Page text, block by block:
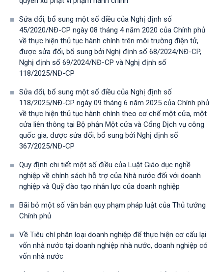
Sửa đổi, bổ sung một số điều của Nghị định số
45/2020/NĐ-CP ngày 08 tháng 4 năm 2020 của Chính phủ
về thực hiện thủ tục hành chính trên môi trường điện tử,
được sửa đổi, bổ sung bởi Nghị định số 68/2024/NĐ-CP,
Nghị định số 69/2024/NĐ-CP và Nghị định số
118/2025/NĐ-СР
Sửa đổi, bổ sung một số điều của Nghị định số
118/2025/NĐ-CP ngày 09 tháng 6 năm 2025 của Chính phủ
về thực hiện thủ tục hành chính theo cơ chế một cửa, một
cửa liên thông tại Bộ phận Một cửa và Cổng Dịch vụ công
quốc gia, được sửa đổi, bổ sung bởi Nghị định số
367/2025/NĐ-СР
Quy định chi tiết một số điều của Luật Giáo dục nghề
nghiệp về chính sách hỗ trợ của Nhà nước đối với doanh
nghiệp và Quỹ đào tạo nhân lực của doanh nghiệp
Bãi bỏ một số văn bản quy phạm pháp luật của Thủ tướng
Chính phủ
Về Tiêu chí phân loại doanh nghiệp để thực hiện cơ cấu lại
vốn nhà nước tại doanh nghiệp nhà nước, doanh nghiệp có
vốn nhà nước